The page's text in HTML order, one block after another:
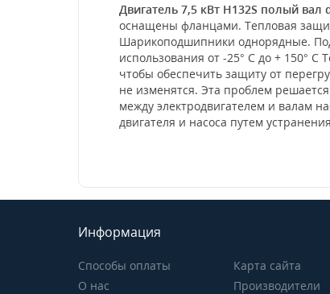
Двигатель 7,5 кВт H132S полый
оснащены фланцами. Тепловая
Шарикоподшипники однорядные.
использования от -25° С до + 150°
чтобы обеспечить защиту от
не изменятся. Эта проблем
между электродвигателем и валам
двигателя и насоса путем
Информация
Способы оплаты
О нас
Карта сайта
Производители